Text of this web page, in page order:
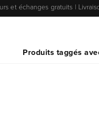
et échanges gratuits |
Produits taggés